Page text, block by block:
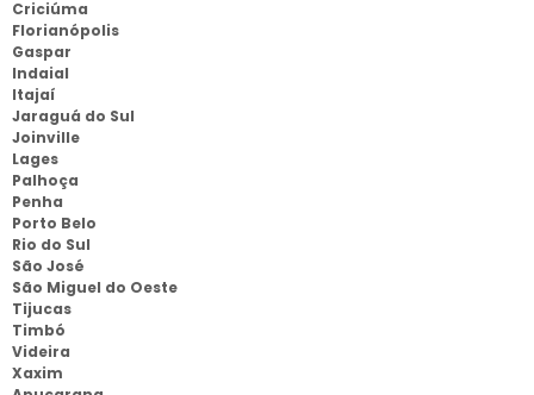
Criciúma
Florianópolis
Gaspar
Indaial
Itajaí
Jaraguá do Sul
Joinville
Lages
Palhoça
Penha
Porto Belo
Rio do Sul
São José
São Miguel do Oeste
Tijucas
Timbó
Videira
Xaxim